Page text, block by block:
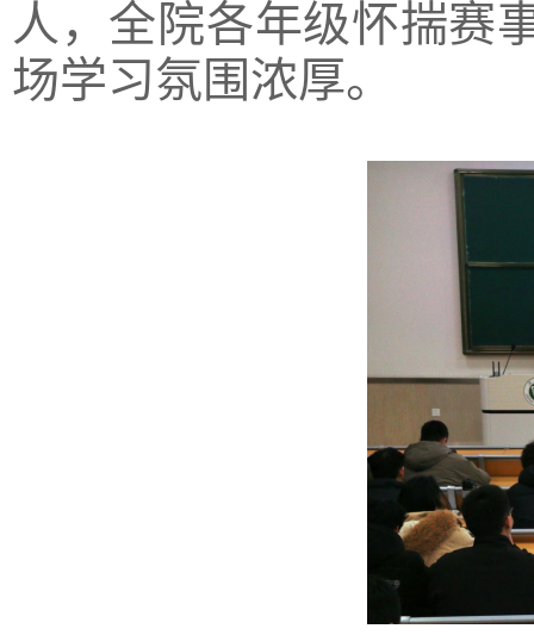
人，全院各年级怀揣赛
场学习氛围浓厚。